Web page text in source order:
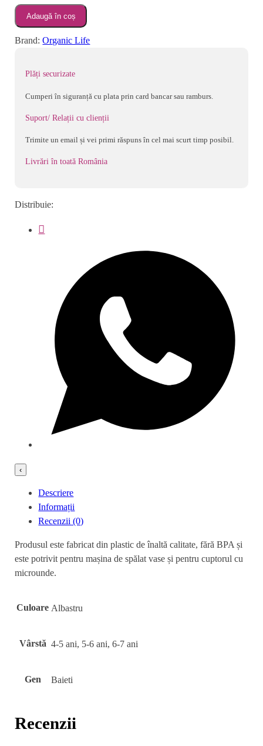
BABIES
BOL
PLASTIC
ANIMALS
Adaugă în coș
Brand:Organic Life
Plăți securizate
Cumperi în siguranță cu plata prin card bancar sau ramburs.
Suport/ Relații cu clienții
Trimite un email și vei primi răspuns în cel mai scurt timp posibil.
Livrări în toată România
Distribuie:
‹
Descriere
Informații
Recenzii (0)
Produsul este fabricat din plastic de înaltă calitate, fără BPA și
este potrivit pentru mașina de spălat vase și pentru cuptorul cu
microunde.
Culoare Albastru
Vârstă 4-5 ani, 5-6 ani, 6-7 ani
Gen Baieti
Recenzii